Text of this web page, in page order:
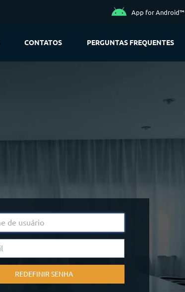
App for Android™
CONTATOS PERGUNTAS FREQUENTES
REDEFINIR SENHA